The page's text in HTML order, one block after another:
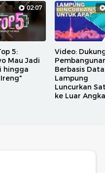
02:07
5:
Mau Jadi
hingga
Video:
Berbasis
Lampung
Luncurkan
ke Luar